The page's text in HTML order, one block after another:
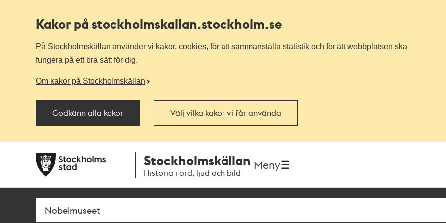
Kakor på stockholmskallan.stockholm.se
På Stockholmskällan använder vi kakor, cookies, för att sammanställa statistik och för att webbplatsen ska
fungera på ett bra sätt för dig.
Om kakor på Stockholmskällan
Godkänn alla kakor Välj vilka kakor vi får använda
navigationen
huvudinnehållet
Stockholmskällan
Historia i ord, ljud och bild
Meny
Sök